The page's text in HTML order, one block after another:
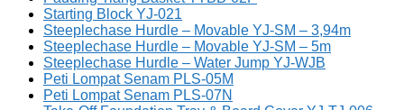
Starting Block YJ-021
Steeplechase Hurdle – Movable YJ-SM – 3,94m
Steeplechase Hurdle – Movable YJ-SM – 5m
Steeplechase Hurdle – Water Jump YJ-WJB
Peti Lompat Senam PLS-05M
Peti Lompat Senam PLS-07N